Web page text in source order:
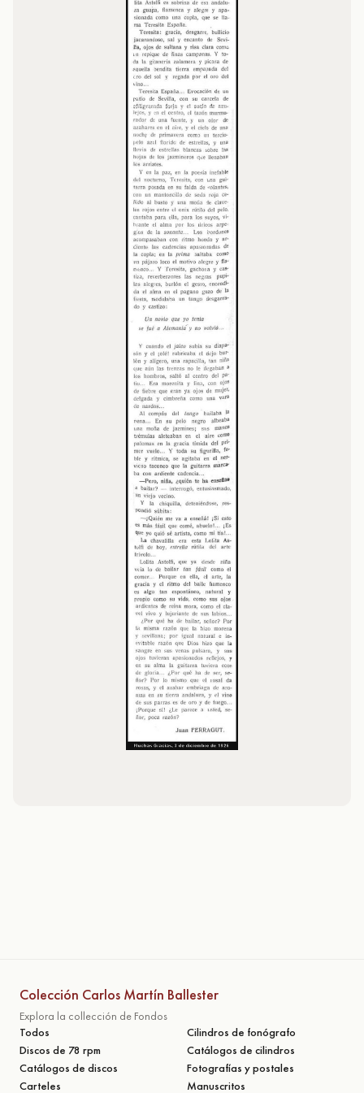
Colección Carlos Martín Ballester
Explora la collección de Fondos
Todos
Cilindros de fonógrafo
Discos de 78 rpm
Catálogos de cilindros
Catálogos de discos
Fotografías y postales
Carteles
Manuscritos